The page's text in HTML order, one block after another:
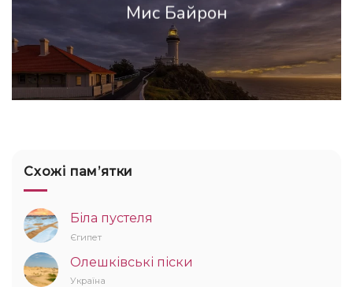
Мис Байрон
Схожі памʼятки
Біла пустеля
Єгипет
Олешківські піски
Україна